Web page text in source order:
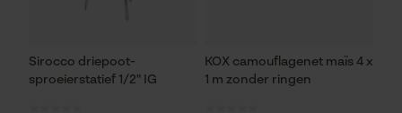
Sirocco driepoot-
sproeierstatief 1/2" IG
KOX camouflagenet maïs 4 x
1 m zonder ringen